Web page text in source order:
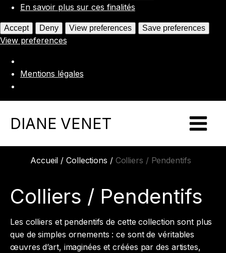
En savoir plus sur ces finalités
Accept Deny View preferences Save preferences
View preferences
Mentions légales
DIANE VENET
Accueil /Collections / Colliers / Pendentifs
Colliers / Pendentifs
Les colliers et pendentifs de cette collection sont plus
que de simples ornements : ce sont de véritables
œuvres d’art, imaginées et créées par des artistes,